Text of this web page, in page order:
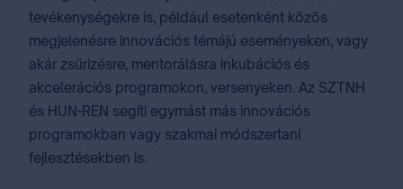
tevékenységekre is, például esetenként közös
megjelenésre innovációs témájú eseményeken, vagy
akár zsűrizésre, mentorálásra inkubációs és
akcelerációs programokon, versenyeken. Az SZTNH
és HUN-REN segíti egymást más innovációs
programokban vagy szakmai módszertani
fejlesztésekben is.